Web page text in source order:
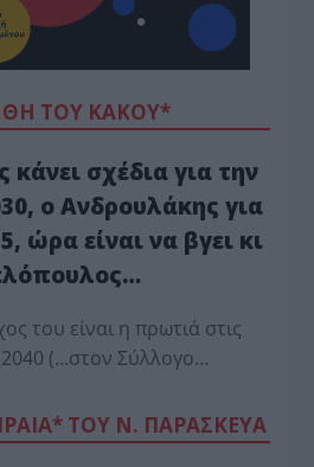
ΤΟΥ ΚΑΚΟΎ*
σχέδια για την
ο Ανδρουλάκης για
ώρα είναι να βγει κι
του είναι η πρωτιά στις
2040 (…στον Σύλλογο…
ΤΟΥ Ν. ΠΑΡΑΣΚΕΥΑ